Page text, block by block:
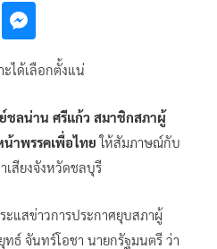
ได้เลือกตั้งแน่
ชลน่าน ศรีแก้ว สมาชิกสภาผู้
าพรรคเพื่อไทย ให้สัมภาษณ์กับ
สียงจังหวัดชลบุรี
แสข่าวการประกาศยุบสภาผู้
ธ์ จันทร์โอชา นายกรัฐมนตรี ว่า